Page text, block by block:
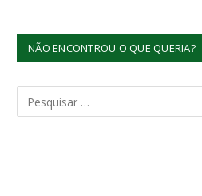
NÃO ENCONTROU O QUE QUERIA?